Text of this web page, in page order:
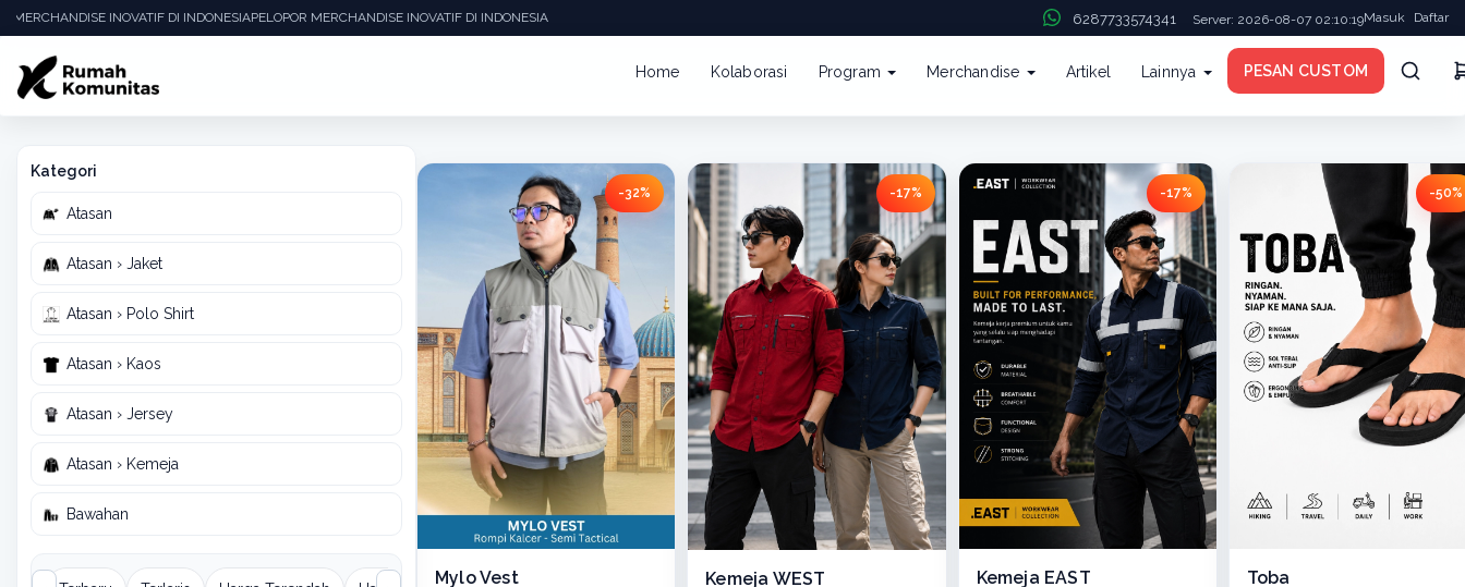
MERCHANDISE INOVATIF DI INDONESIAPELOPOR MERCHANDISE INOVATIF DI INDONESIA 6287733574341 Server: 2026-08-07 02:10:19Masuk Daftar
Home Kolaborasi Program Merchandise Artikel Lainnya PESAN CUSTOM
Kategori
Atasan
Atasan › Jaket
Atasan › Polo Shirt
Atasan › Kaos
Atasan › Jersey
Atasan › Kemeja
Bawahan
-32%
Mylo Vest
-17%
Kemeja WEST
-17%
Kemeja EAST
-50%
Toba